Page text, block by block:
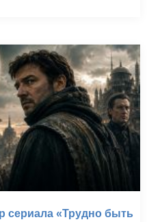
сериала «Трудно быть